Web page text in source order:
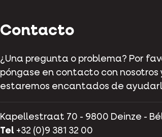
Contacto
¿Una pregunta o problema? Por
póngase en contacto con nosotros
estaremos encantados de
Kapellestraat 70 - 9800 Deinze -
Tel +32 (0)9 381 32 00